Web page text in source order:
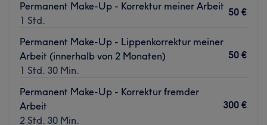
Atmosphäre: Herzlich, zum Wohlfühlen, einladend.
Sachverstand:
Produkte und Produktmarken: Dr.Spiller
Extras: Kostenlose Getränke.
Permanent Make-Up - Korrektur meiner Arbeit
1 Std.
50 €
Permanent Make-Up - Lippenkorrektur meiner
Arbeit (innerhalb von 2 Monaten)
1 Std. 30 Min.
50 €
Permanent Make-Up - Korrektur fremder
Arbeit
2 Std. 30 Min.
300 €